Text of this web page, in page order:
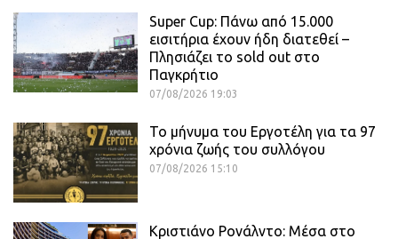
Super Cup: Πάνω από 15.000
εισιτήρια έχουν ήδη διατεθεί –
Πλησιάζει το sold out στο
Παγκρήτιο
07/08/2026 19:03
Το μήνυμα του Εργοτέλη για τα 97
χρόνια ζωής του συλλόγου
07/08/2026 15:10
Κριστιάνο Ρονάλντο: Μέσα στο